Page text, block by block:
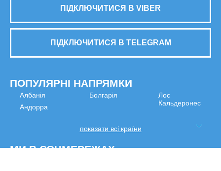
ПІДКЛЮЧИТИСЯ В VIBER
ПІДКЛЮЧИТИСЯ В TELEGRAM
ПОПУЛЯРНІ НАПРЯМКИ
Албанія
Андорра
Болгарія
Лос
Кальдеронес
показати всі країни
МИ В СОЦМЕРЕЖАХ